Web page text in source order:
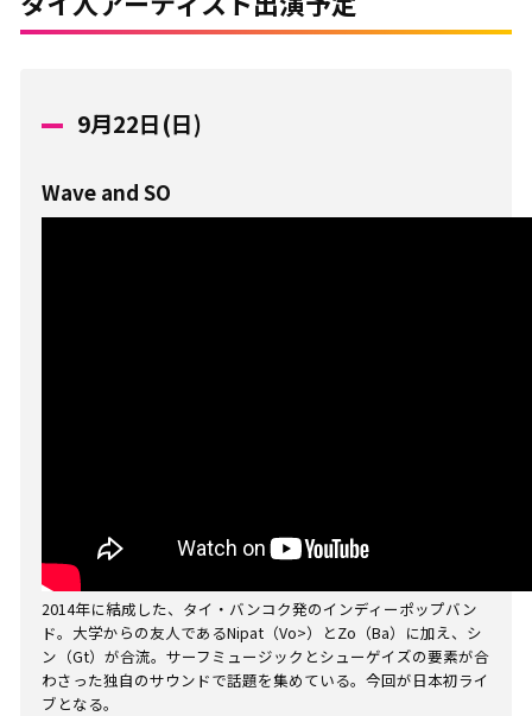
9月22日(日)
Wave and SO
2014年に結成した、タイ・バンコク発のインディーポップバン
ド。大学からの友人であるNipat（Vo>）とZo（Ba）に加え、シ
ン（Gt）が合流。サーフミュージックとシューゲイズの要素が合
わさった独自のサウンドで話題を集めている。今回が日本初ライ
ブとなる。